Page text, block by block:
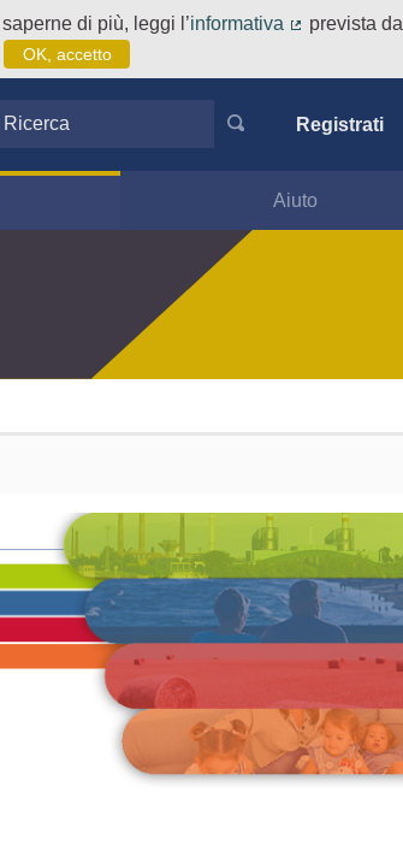
di più, leggi l’informativa
prevista
OK, accetto
Ricerca Registrati
Aiuto